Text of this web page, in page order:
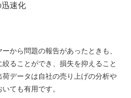
迅速化
から問題の報告があったときも、
ることができ、損失を抑えること
データは自社の売り上げの分析や
ても有用です。